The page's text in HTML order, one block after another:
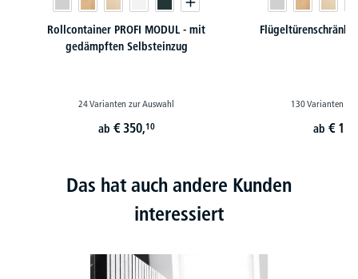
Rollcontainer PROFI MODUL - mit
gedämpften Selbsteinzug
24 Varianten zur Auswahl
ab € 350,10
Flügeltürenschränke
130 Varianten
ab €
Das hat auch andere Kunden
interessiert